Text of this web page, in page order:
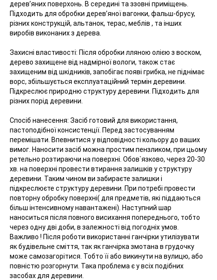
дерев’яних поверхонь. В середині та ззовні приміщень.
Підходить для обробки дерев’яної вагонки, фальш-брусу,
різних конструкцій, альтанок, терас, меблів , та інших
виробів виконаних з дерева.
Захисні властивості: Після обробки лляною олією з воском,
дерево захищене від надмірної вологи, також стає
захищеним від шкідників, запобігає появі грибка, не піднімає
ворс, збільшується експлуатаційний термін деревини.
Підкреслює природню структуру деревини. Підходить для
різних порід деревини.
Спосіб нанесення: Засіб готовий для використання,
пастоподібної консистенції. Перед застосуванням
перемішати. Впевнитися у відповідності кольору до ваших
вимог. Наносити засіб можна простим пензликом, при цьому
ретельно розтираючи на поверхні. Обов`язково, через 20-30
хв. на поверхні провести втирання залишків у структуру
деревини. Таким чином ви забираєте залишки і
підкреслюєте структуру деревини. При потребі провести
повторну обробку поверхні( для предметів, які піддаються
більш інтенсивному навантажені). Наступний шар
наноситься після повного висихання попереднього, тобто
через одну дві доби, в залежності від погодніх умов.
Важливо ! Після роботи використанні ганчірки утилізувати
як будівельне сміття, так як ганчірка змотана в грудочку
може самозагорітися. Тобто її або викинути на вулицю, або
повністю розгорнути. Така проблема є у всіх подібних
засобах для деревини.